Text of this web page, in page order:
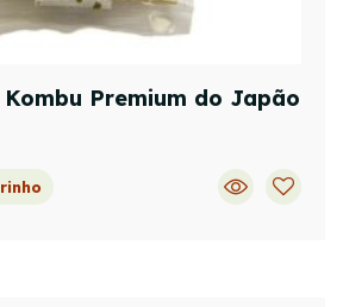
Premium do Japão